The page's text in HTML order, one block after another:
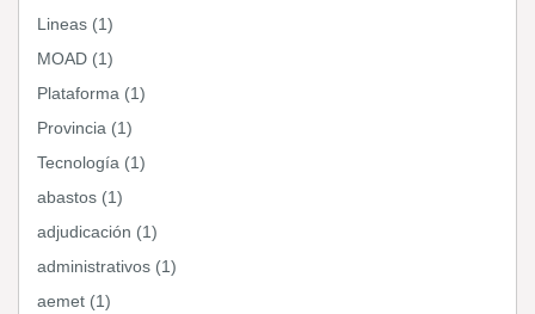
Lineas (1)
MOAD (1)
Plataforma (1)
Provincia (1)
Tecnología (1)
abastos (1)
adjudicación (1)
administrativos (1)
aemet (1)